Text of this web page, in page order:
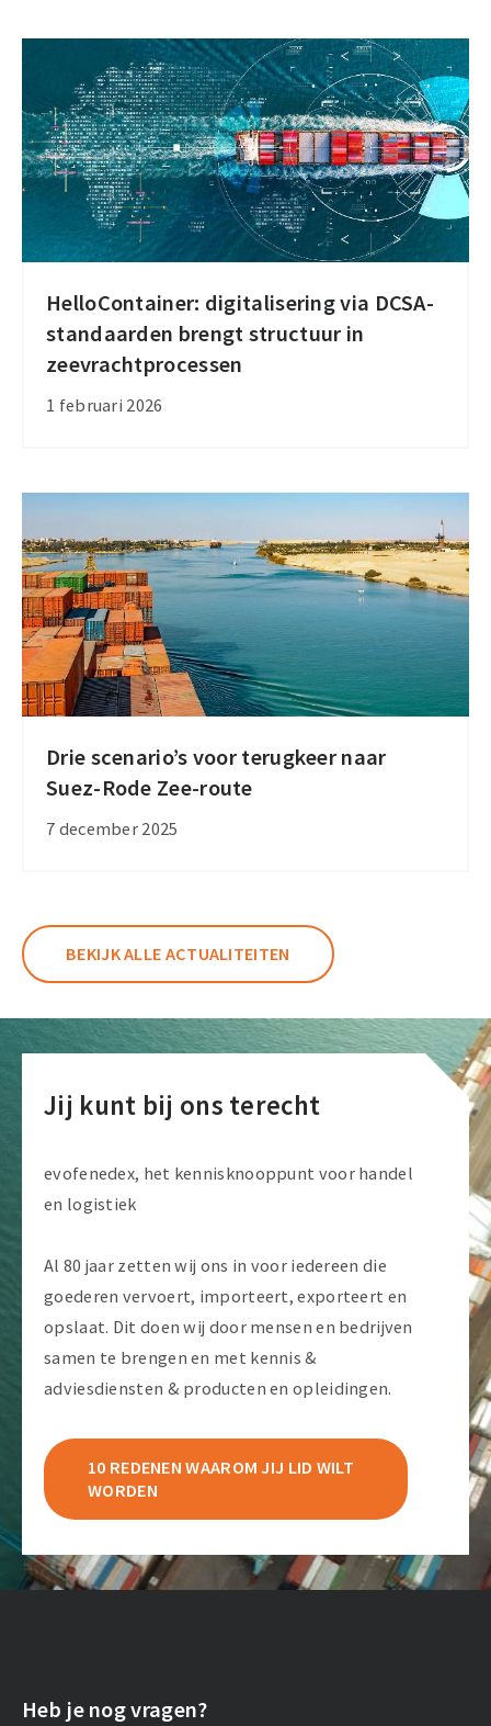
met
piekbeheer
HelloContainer: digitalisering via DCSA-
standaarden brengt structuur in
zeevrachtprocessen
1 februari 2026
HelloContainer:
digitalisering
via
DCSA-
structuur
zeevrachtprocessen
Drie scenario’s voor terugkeer naar
Suez-Rode Zee-route
7 december 2025
Drie
scenario’s
voor
BEKIJK ALLE ACTUALITEITEN
Jij kunt bij ons terecht
evofenedex, het kennisknooppunt voor handel
en logistiek
Al 80 jaar zetten wij ons in voor iedereen die
goederen vervoert, importeert, exporteert en
opslaat. Dit doen wij door mensen en bedrijven
samen te brengen en met kennis &
adviesdiensten & producten en opleidingen.
10 REDENEN WAAROM JIJ LID WILT
WORDEN
Heb je nog vragen?